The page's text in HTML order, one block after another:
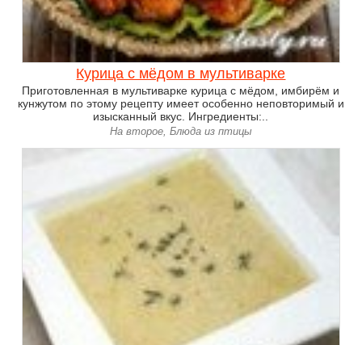
Курица с мёдом в мультиварке
Приготовленная в мультиварке курица с мёдом, имбирём и
кунжутом по этому рецепту имеет особенно неповторимый и
изысканный вкус. Ингредиенты:..
На второе, Блюда из птицы